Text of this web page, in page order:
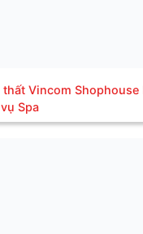
Vincom Shophouse
Spa